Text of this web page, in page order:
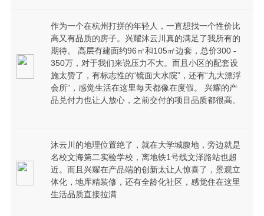
作为一个在杭州打拼的年轻人，一直想找一个性价比
高又有品质的房子。兴耀沐云川真的满足了我所有的
期待。 高层有建面约96㎡和105㎡边套，总价300 -
350万，对于我们来说压力不大。而且小区的配套设
施太赞了，有标志性的“镜面大水院”，还有“九大漂浮
会所”，感觉生活在这里每天都像在度假。 兴耀的产
品兑付力也让人放心，之前交付的项目品质都很高。
沐云川的地理位置绝了，就在大学城腹地，旁边就是
名校文海第二实验学校，离地铁1号线文泽路站也超
近。而且兴耀在产品端的创新太让人惊喜了，景观立
体化，地库精装修，还有全龄化社区，感觉住在这里
生活品质直接拉满